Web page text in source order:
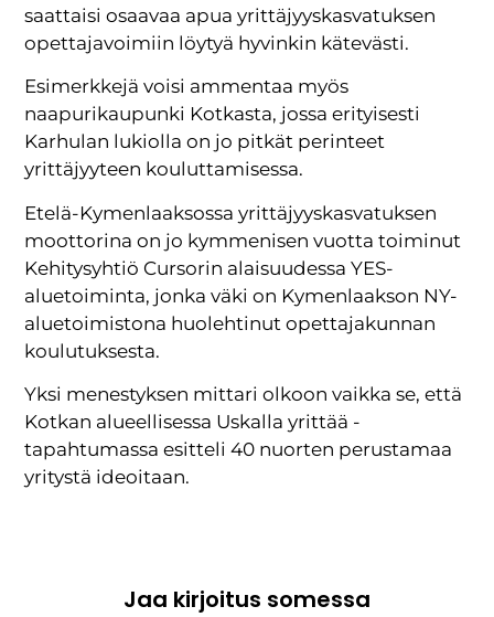
saattaisi osaavaa apua yrittäjyyskasvatuksen
opettajavoimiin löytyä hyvinkin kätevästi.
Esimerkkejä voisi ammentaa myös
naapurikaupunki Kotkasta, jossa erityisesti
Karhulan lukiolla on jo pitkät perinteet
yrittäjyyteen kouluttamisessa.
Etelä-Kymenlaaksossa yrittäjyyskasvatuksen
moottorina on jo kymmenisen vuotta toiminut
Kehitysyhtiö Cursorin alaisuudessa YES-
aluetoiminta, jonka väki on Kymenlaakson NY-
aluetoimistona huolehtinut opettajakunnan
koulutuksesta.
Yksi menestyksen mittari olkoon vaikka se, että
Kotkan alueellisessa Uskalla yrittää -
tapahtumassa esitteli 40 nuorten perustamaa
yritystä ideoitaan.
Jaa kirjoitus somessa